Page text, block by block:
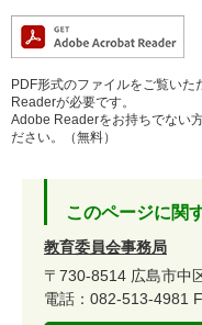
PDF形式のファイルをご覧い
Readerが必要です。
Adobe Readerをお持ちでない
ださい。（無料）
このページに関
教育委員会事務局
〒730-8514 広島市中
電話：082-513-4981